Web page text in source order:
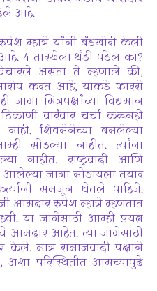
आहे.
म्हात्रे यांनी बंडखोरी केली
4 तारखेला थंडी पडेल का?
असता ते म्हणाले की,
करत आहे, याकडे फारसे
मित्रपक्षांच्या विद्यमान
वारंवार चर्चा करूनही
शिवसेनेच्या बसलेल्या
सोडल्या नाहीत. त्यांना
नाहीत. राष्ट्रवादी आणि
आलेल्या जागा सोडायला तयार
समजून घेतले पाहिजे.
आमदार रुपेश म्हात्रे म्हणतात
या जागेसाठी आम्ही प्रयत्न
आमदार आहेत. त्या जागेसाठी
केले. मात्र समाजवादी पक्षाने
अशा परिस्थितीत आमच्यापुढे